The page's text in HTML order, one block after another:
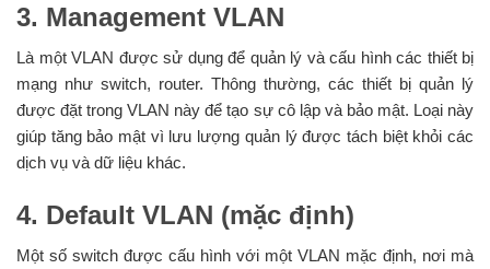
3. Management VLAN
Là một VLAN được sử dụng để quản lý và cấu hình các thiết bị
mạng như switch, router. Thông thường, các thiết bị quản lý
được đặt trong VLAN này để tạo sự cô lập và bảo mật. Loại này
giúp tăng bảo mật vì lưu lượng quản lý được tách biệt khỏi các
dịch vụ và dữ liệu khác.
4. Default VLAN (mặc định)
Một số switch được cấu hình với một VLAN mặc định, nơi mà